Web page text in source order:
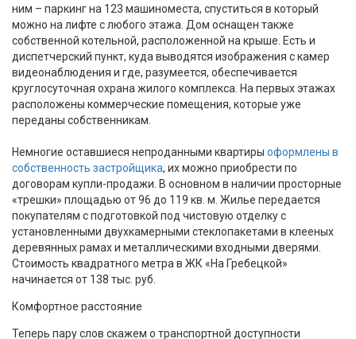
ним – паркинг на 123 машиноместа, спуститься в который
можно на лифте с любого этажа. Дом оснащен также
собственной котельной, расположенной на крыше. Есть и
диспетчерский пункт, куда выводятся изображения с камер
видеонаблюдения и где, разумеется, обеспечивается
круглосуточная охрана жилого комплекса. На первых этажах
расположены коммерческие помещения, которые уже
переданы собственникам.
Немногие оставшиеся непроданными квартиры оформлены в
собственность застройщика, их можно приобрести по
договорам купли-продажи. В основном в наличии просторные
«трешки» площадью от 96 до 119 кв. м. Жилье передается
покупателям с подготовкой под чистовую отделку с
установленными двухкамерными стеклопакетами в клееных
деревянных рамах и металлическими входными дверями.
Стоимость квадратного метра в ЖК «На Гребецкой»
начинается от 138 тыс. руб.
Комфортное расстояние
Теперь пару слов скажем о транспортной доступности